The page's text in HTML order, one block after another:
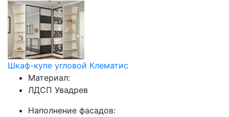
Шкаф-купе угловой Клематис
Материал:
ЛДСП Увадрев
Наполнение фасадов: